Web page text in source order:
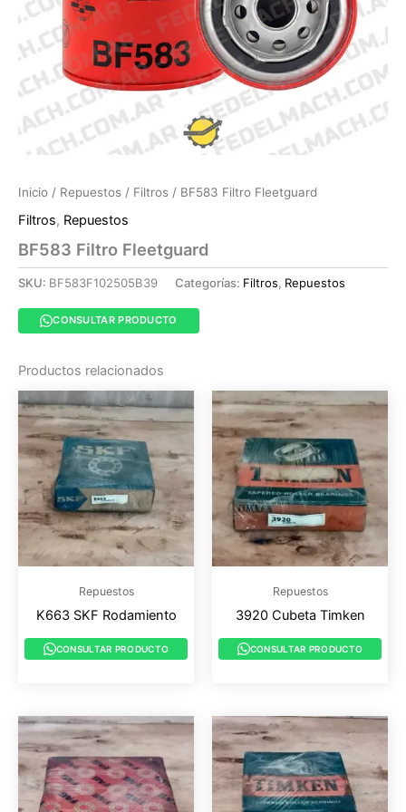
Inicio / Repuestos / Filtros / BF583 Filtro Fleetguard
Filtros, Repuestos
BF583 Filtro Fleetguard
SKU: BF583F102505B39 Categorías: Filtros, Repuestos
CONSULTAR PRODUCTO
Productos relacionados
Repuestos
K663 SKF Rodamiento
CONSULTAR PRODUCTO
Repuestos
3920 Cubeta Timken
CONSULTAR PRODUCTO